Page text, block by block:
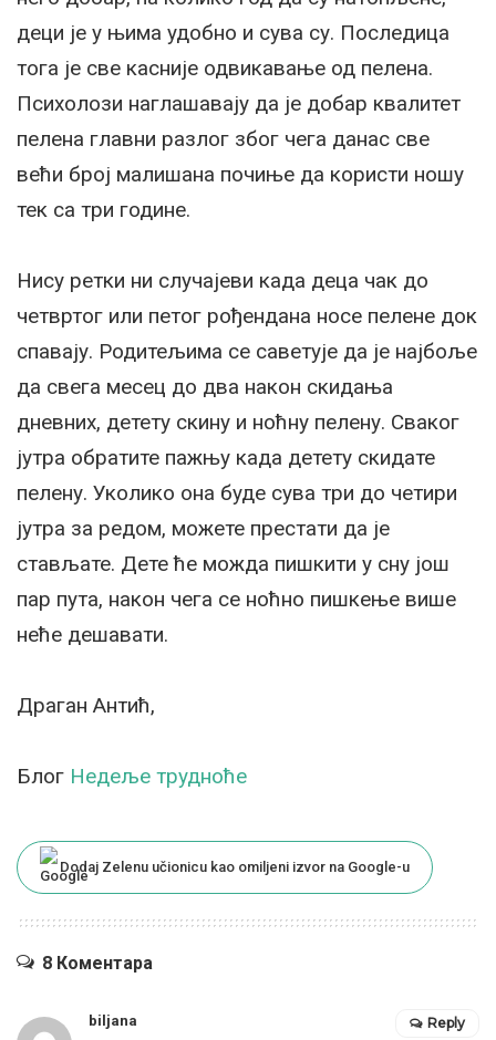
деци је у њима удобно и сува су. Последица
тога је све касније одвикавање од пелена.
Психолози наглашавају да је добар квалитет
пелена главни разлог због чега данас све
већи број малишана почиње да користи ношу
тек са три године.
Нису ретки ни случајеви када деца чак до
четвртог или петог рођендана носе пелене док
спавају. Родитељима се саветује да је најбоље
да свега месец до два након скидања
дневних, детету скину и ноћну пелену. Сваког
јутра обратите пажњу када детету скидате
пелену. Уколико она буде сува три до четири
јутра за редом, можете престати да је
стављате. Дете ће можда пишкити у сну још
пар пута, након чега се ноћно пишкење више
неће дешавати.
Драган Антић,
Блог Недеље трудноће
Dodaj Zelenu učionicu kao omiljeni izvor na Google-u
8 Коментара
biljana Reply